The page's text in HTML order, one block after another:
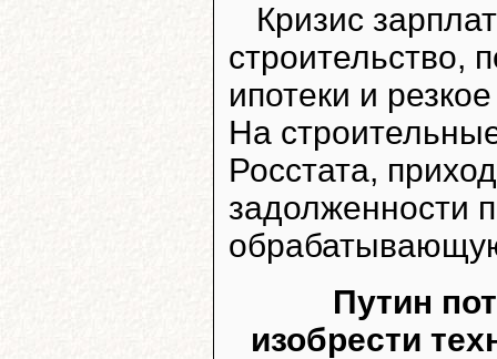
Кризис
строительство,
ипотеки и
На
Росстата,
задолженности
Путин
изобрести